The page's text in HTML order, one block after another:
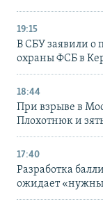
19:15
В СБУ заявили о
охраны ФСБ в
18:44
При взрыве в
Плохотнюк и
17:40
Разработка
ожидает